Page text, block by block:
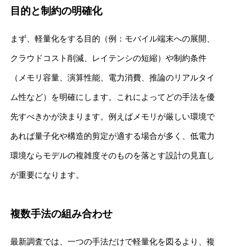
目的と制約の明確化
まず、軽量化をする目的（例：モバイル端末への展開、
クラウドコスト削減、レイテンシの短縮）や制約条件
（メモリ容量、演算性能、電力消費、推論のリアルタイ
ム性など）を明確にします。これによってどの手法を優
先すべきかが決まります。例えばメモリが厳しい環境で
あれば量子化や構造的剪定が適する場合が多く、低電力
環境ならモデルの複雑度そのものを落とす設計の見直し
が重要になります。
複数手法の組み合わせ
最新調査では、一つの手法だけで軽量化を図るより、複